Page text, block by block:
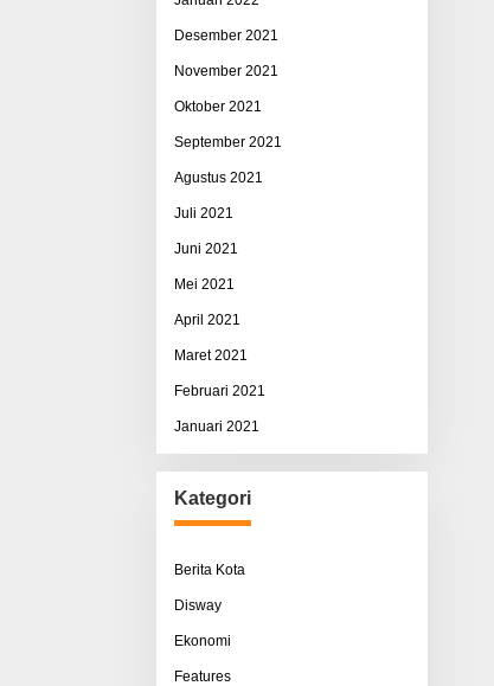
Desember 2021
November 2021
Oktober 2021
September 2021
Agustus 2021
Juli 2021
Juni 2021
Mei 2021
April 2021
Maret 2021
Februari 2021
Januari 2021
Kategori
Berita Kota
Disway
Ekonomi
Features